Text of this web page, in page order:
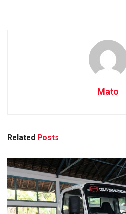
Mato
Related Posts